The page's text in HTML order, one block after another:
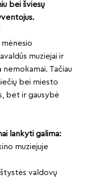
bei šviesų
muziejai ir
Tačiau
bei miesto
bet ir gausybė
lankyti galima:
muziejuje
valdovų